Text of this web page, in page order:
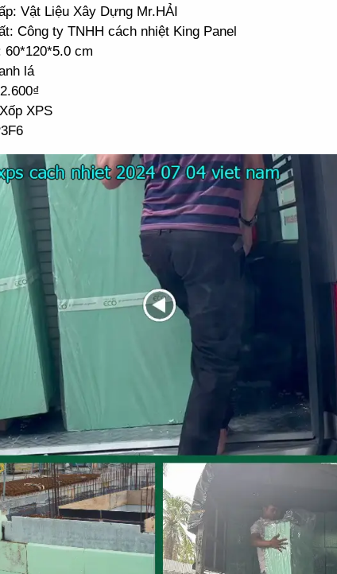
Vật Liệu Xây Dựng Mr.HẢI
Công ty TNHH cách nhiệt King Panel
cm
lá
XPS